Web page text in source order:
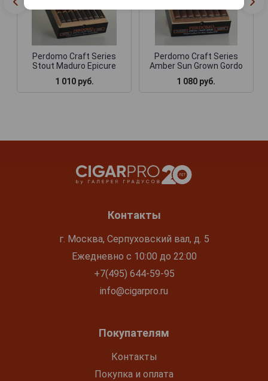
Perdomo Craft Series
Stout Maduro Epicure
1 010 руб.
Perdomo Craft Series
Amber Sun Grown Gordo
1 080 руб.
Контакты
г. Москва, Серпуховский вал, д. 5
Ежедневно с 10:00 до 22:00
+7(495) 644-59-95
info@cigarpro.ru
Покупателям
Контакты
Покупка и оплата